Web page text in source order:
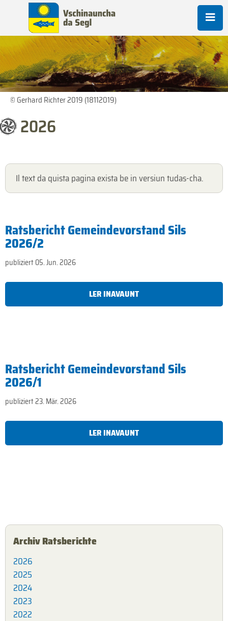
© Gerhard Richter 2019 (18112019)
2026
Il text da quista pagina exista be in versiun tudas-cha.
Ratsbericht Gemeindevorstand Sils
2026/2
publiziert 05. Jun. 2026
LER INAVAUNT
Ratsbericht Gemeindevorstand Sils
2026/1
publiziert 23. Mär. 2026
LER INAVAUNT
Archiv Ratsberichte
2026
2025
2024
2023
2022